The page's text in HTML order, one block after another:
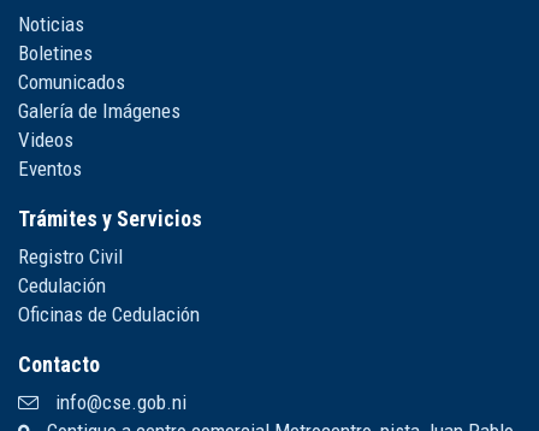
Noticias
Boletines
Comunicados
Galería de Imágenes
Videos
Eventos
Trámites y Servicios
Registro Civil
Cedulación
Oficinas de Cedulación
Contacto
info@cse.gob.ni